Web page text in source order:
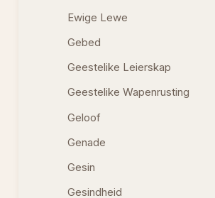
Ewige Lewe
Gebed
Geestelike Leierskap
Geestelike Wapenrusting
Geloof
Genade
Gesin
Gesindheid